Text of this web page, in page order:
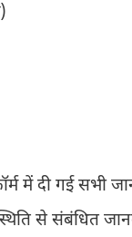
में दी गई सभी
से संबंधित